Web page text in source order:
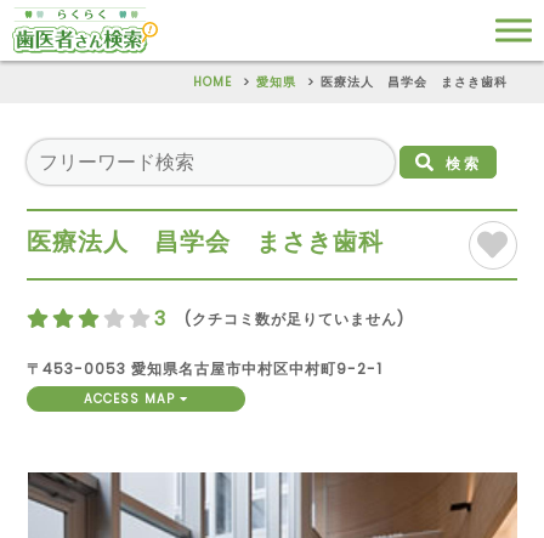
HOME 愛知県 医療法人 昌学会 まさき歯科
検索
医療法人 昌学会 まさき歯科
3 (クチコミ数が足りていません)
〒453-0053 愛知県名古屋市中村区中村町9-2-1
ACCESS MAP